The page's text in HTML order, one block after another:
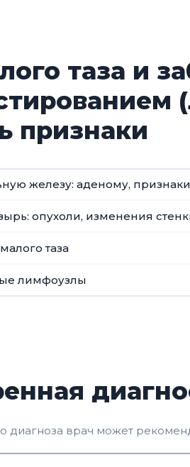
таза и
признаки
железу: аденому,
опухоли, изменения
таза
лимфоузлы
диагноза врач может